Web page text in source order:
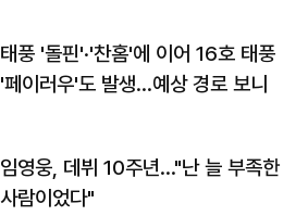
태풍 '돌핀'·'찬홈'에 이어 16호 태풍
'페이러우'도 발생…예상 경로 보니
임영웅, 데뷔 10주년…"난 늘 부족한
사람이었다"